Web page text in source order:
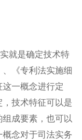
就是确定技术特
《专利法实施细
一概念进行定
技术特征可以是
成要素，也可以
念对于司法实务